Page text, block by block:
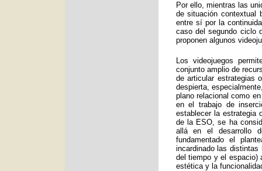
Por ello, mientras las
de situación contextual
entre sí por la
caso del segundo ciclo
proponen algunos
Los videojuegos
conjunto amplio de
de articular estrategias
despierta,
plano relacional como
en el trabajo de
establecer la estrategia
de la ESO, se ha
allá en el desarrollo
fundamentado el
incardinado las
del tiempo y el espacio)
estética y la